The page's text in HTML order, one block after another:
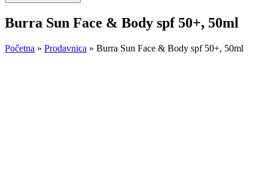
Burra Sun Face & Body spf 50+, 50ml
Početna » Prodavnica » Burra Sun Face & Body spf 50+, 50ml